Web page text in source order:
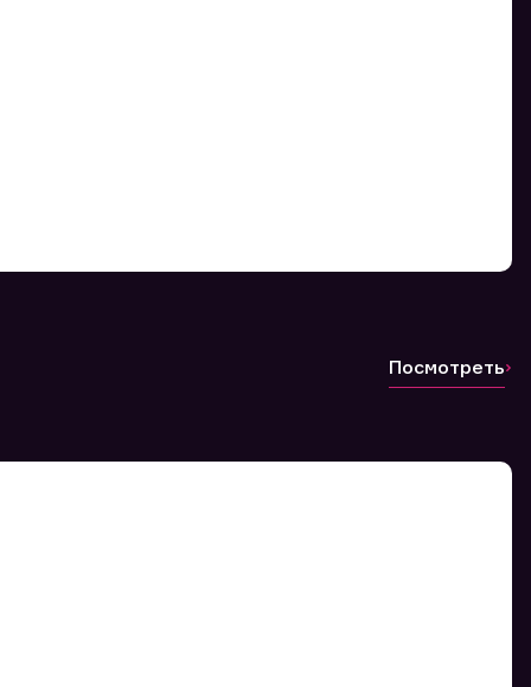
Посмотреть